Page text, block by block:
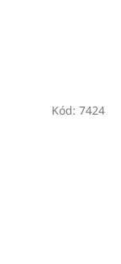
Kód: 7424